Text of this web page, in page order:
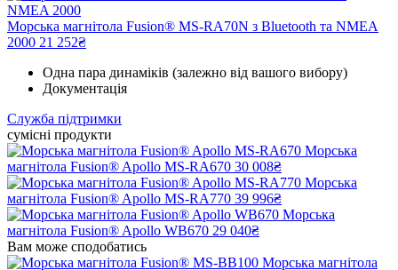
Морська магнітола Fusion® MS-RA70N з Bluetooth та NMEA
2000 21 252₴
Одна пара динаміків (залежно від вашого вибору)
Документація
Служба підтримки
сумісні продукти
Морська
магнітола Fusion® Apollo MS-RA670 30 008₴
Морська
магнітола Fusion® Apollo MS-RA770 39 996₴
Морська
магнітола Fusion® Apollo WB670 29 040₴
Вам може сподобатись
Морська магнітола